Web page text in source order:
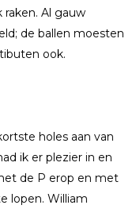
Al gauw
de ballen moesten
ook.
holes aan van
ik er plezier in en
de P erop en met
lopen. William